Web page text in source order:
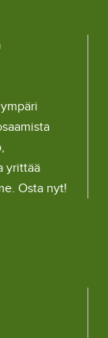
yrittää
Osta nyt!